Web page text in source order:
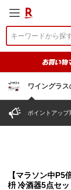
ワイングラ
ポイントアップ
【マラソン中P5
枡 冷酒器5点セ